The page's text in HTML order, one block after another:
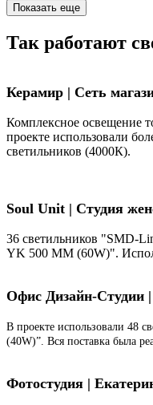
Показать еще
Так работают
Керамир | Сеть
Комплексное освещение
проекте использовали
светильников (4000К).
Soul Unit | Студия
36 светильников "SMD-
YK 500 ММ (60W)".
Офис Дизайн-Студии |
В проекте использовали 48
(40W)”. Вся поставка была
Фотостудия |